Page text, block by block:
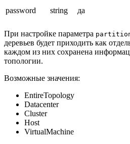
password
string да
При настройке параметра
деревьев будет приходить как
каждом из них сохранена
топологии.
Возможные значения:
EntireTopology
Datacenter
Cluster
Host
VirtualMachine